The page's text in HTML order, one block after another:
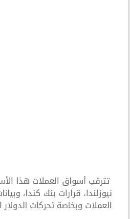
تترقب أسواق العملات هذا
نيوزلندا، قرارات بنك كندا،
العملات وبخاصة تحركات